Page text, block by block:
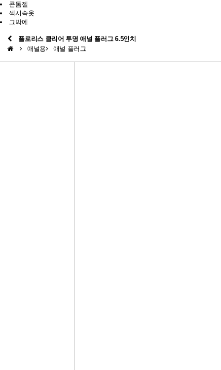
콘돔젤
섹시속옷
그밖에
플로리스 클리어 투명 애널 플러그 6.5인치
애널용
애널 플러그